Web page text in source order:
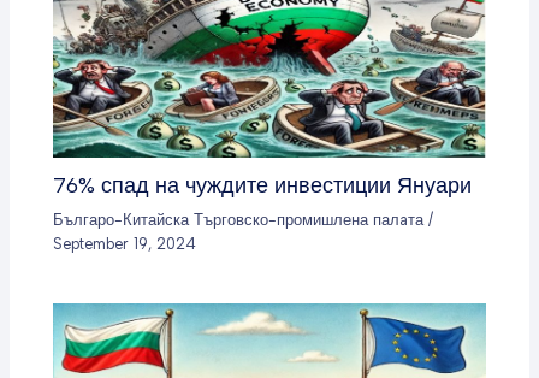
76% спад на чуждите инвестиции Януари
Българо-Китайска Търговско-промишлена палaта /
September 19, 2024